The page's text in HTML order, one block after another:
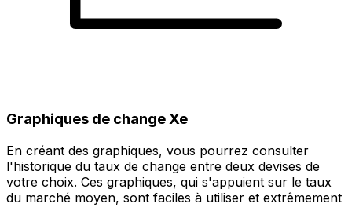
Graphiques de change Xe
En créant des graphiques, vous pourrez consulter
l'historique du taux de change entre deux devises de
votre choix. Ces graphiques, qui s'appuient sur le taux
du marché moyen, sont faciles à utiliser et extrêmement